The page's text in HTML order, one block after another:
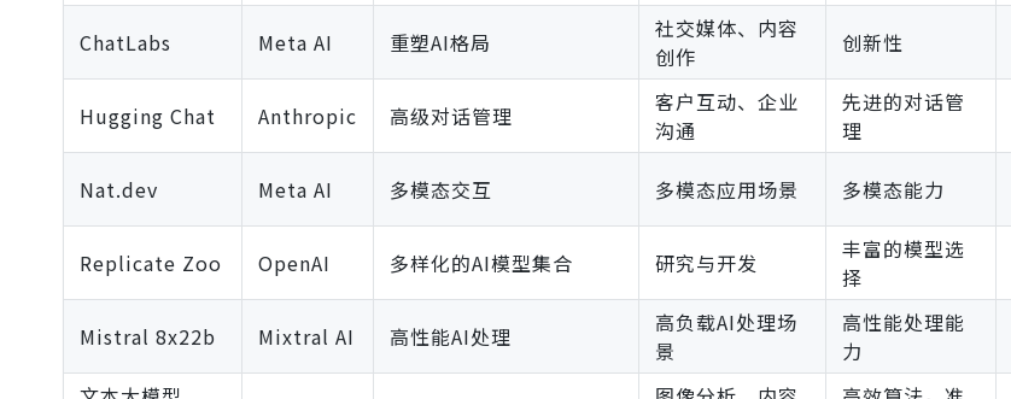
ChatLabs Meta AI 重塑AI格局
社交媒体、内容
创作
创新性
Hugging Chat Anthropic 高级对话管理
客户互动、企业
沟通
先进的对话管
理
Nat.dev Meta AI 多模态交互 多模态应用场景 多模态能力
Replicate Zoo OpenAI 多样化的AI模型集合 研究与开发
丰富的模型选
择
Mistral 8x22b Mixtral AI 高性能AI处理
高负载AI处理场
景
高性能处理能
力